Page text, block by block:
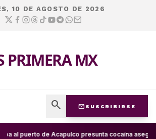
10 DE AGOSTO DE 2026
PRIMERA MX
search mail SUSCRIBIRSE
al puerto de Acapulco presunta cocaína